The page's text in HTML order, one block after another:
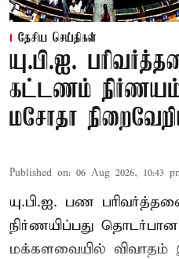
தேசிய செய்திகள்
யு.பி.ஐ.
கட்டணம்
மசோதா
Published on: 06 Aug 2026, 10:43
யு.பி.ஐ. பண
நிர்ணயிப்பது
மக்களவையில் விவாதம்